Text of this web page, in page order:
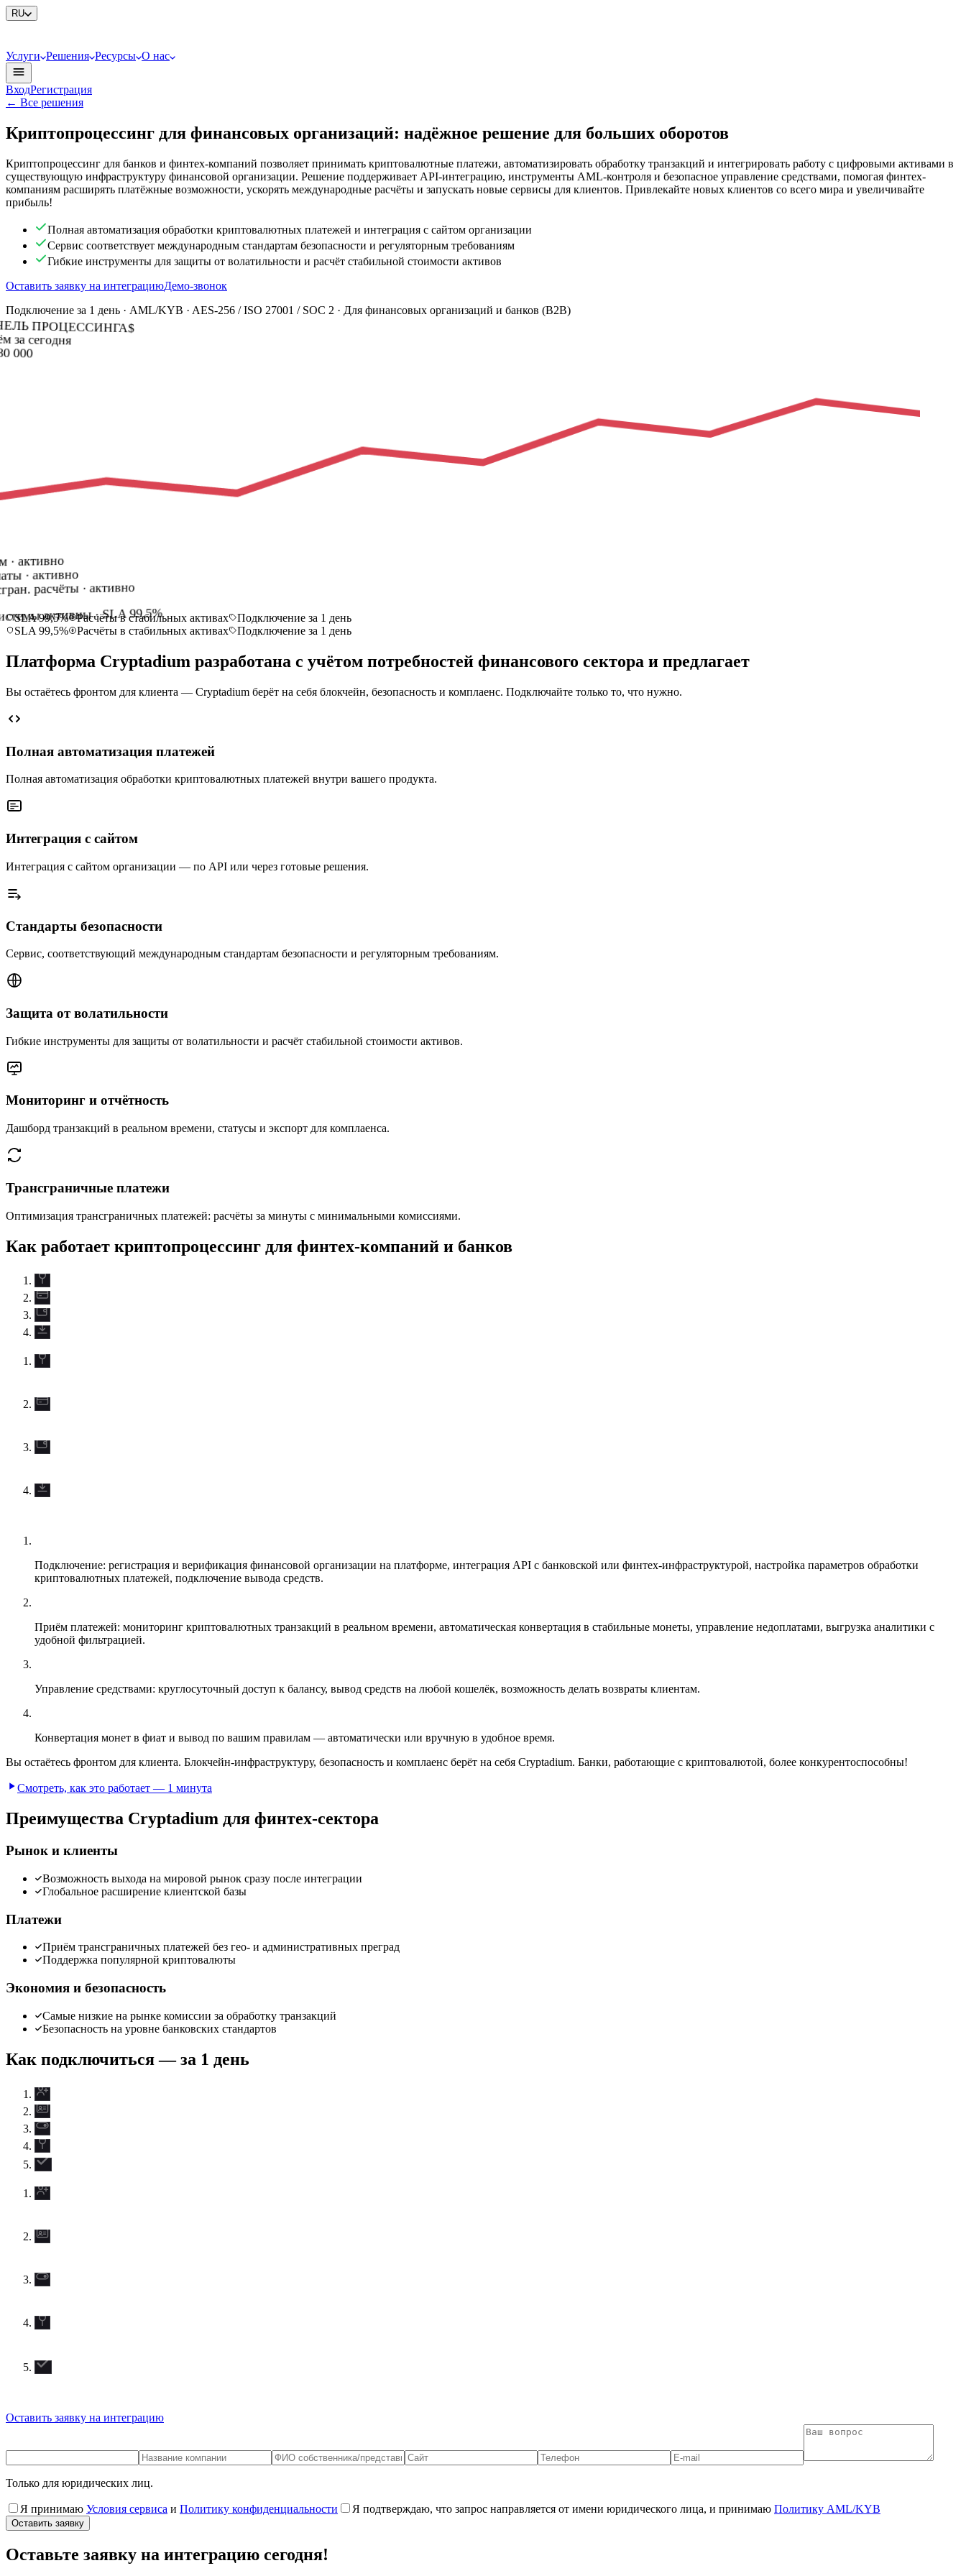
RU
Услуги Решения Ресурсы О нас
ВходРегистрация
← Все решения
Крипто­процессинг для финансовых организаций: надёжное решение для больших оборотов
Криптопроцессинг для банков и финтех-компаний позволяет принимать криптовалютные платежи, автоматизировать обработку транзакций и интегрировать работу с цифровыми активами в
существующую инфраструктуру финансовой организации. Решение поддерживает API-интеграцию, инструменты AML-контроля и безопасное управление средствами, помогая финтех-
компаниям расширять платёжные возможности, ускорять международные расчёты и запускать новые сервисы для клиентов. Привлекайте новых клиентов со всего мира и увеличивайте
прибыль!
Полная автоматизация обработки криптовалютных платежей и интеграция с сайтом организации
Сервис соответствует международным стандартам безопасности и регуляторным требованиям
Гибкие инструменты для защиты от волатильности и расчёт стабильной стоимости активов
Оставить заявку на интеграциюДемо-звонок
Подключение за 1 день · AML/KYB · AES-256 / ISO 27001 / SOC 2 · Для финансовых организаций и банков (B2B)
ПРОЦЕССИНГА$
за сегодня
000
· активно
· активно
расчёты · активно
активны · SLA 99,5%
SLA 99,5% Расчёты в стабильных активах
Подключение за 1 день
SLA 99,5%
Расчёты в стабильных активах Подключение за 1 день
Платформа Cryptadium разработана с учётом потребностей финансового сектора и предлагает
Вы остаётесь фронтом для клиента — Cryptadium берёт на себя блокчейн, безопасность и комплаенс. Подключайте только то, что нужно.
Полная автоматизация платежей
Полная автоматизация обработки криптовалютных платежей внутри вашего продукта.
Интеграция с сайтом
Интеграция с сайтом организации — по API или через готовые решения.
Стандарты безопасности
Сервис, соответствующий международным стандартам безопасности и регуляторным требованиям.
Защита от волатильности
Гибкие инструменты для защиты от волатильности и расчёт стабильной стоимости активов.
Мониторинг и отчётность
Дашборд транзакций в реальном времени, статусы и экспорт для комплаенса.
Трансграничные платежи
Оптимизация трансграничных платежей: расчёты за минуты с минимальными комиссиями.
Как работает криптопроцессинг для финтех-компаний и банков
Подключение: регистрация и верификация финансовой организации на платформе, интеграция API с банковской или финтех-инфраструктурой, настройка параметров обработки
криптовалютных платежей, подключение вывода средств.
Приём платежей: мониторинг криптовалютных транзакций в реальном времени, автоматическая конвертация в стабильные монеты, управление недоплатами, выгрузка аналитики с
удобной фильтрацией.
Управление средствами: круглосуточный доступ к балансу, вывод средств на любой кошелёк, возможность делать возвраты клиентам.
Конвертация монет в фиат и вывод по вашим правилам — автоматически или вручную в удобное время.
Вы остаётесь фронтом для клиента. Блокчейн-инфраструктуру, безопасность и комплаенс берёт на себя Cryptadium. Банки, работающие с криптовалютой, более конкурентоспособны!
Смотреть, как это работает — 1 минута
Преимущества Cryptadium для финтех-сектора
Рынок и клиенты
Возможность выхода на мировой рынок сразу после интеграции
Глобальное расширение клиентской базы
Платежи
Приём трансграничных платежей без гео- и административных преград
Поддержка популярной криптовалюты
Экономия и безопасность
Самые низкие на рынке комиссии за обработку транзакций
Безопасность на уровне банковских стандартов
Как подключиться — за 1 день
Оставить заявку на интеграцию
Только для юридических лиц.
Я принимаю Условия сервиса и Политику конфиденциальности Я подтверждаю, что запрос направляется от имени юридического лица, и принимаю Политику AML/KYB
Оставить заявку
Оставьте заявку на интеграцию сегодня!